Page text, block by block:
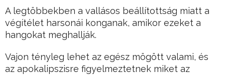
A legtöbbekben a vallásos beállítottság miatt a
végítélet harsonái konganak, amikor ezeket a
hangokat meghallják.
Vajon tényleg lehet az egész mögött valami, és
az apokalipszisre figyelmeztetnek miket az